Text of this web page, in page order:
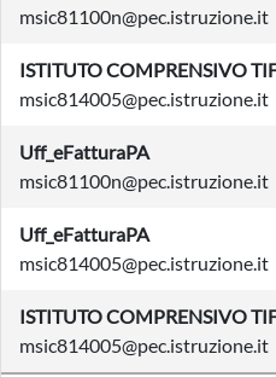
msic81100n@pec.istruzione.it
ISTITUTO COMPRENSIVO
msic814005@pec.istruzione.it
Uff_eFatturaPA
msic81100n@pec.istruzione.it
Uff_eFatturaPA
msic814005@pec.istruzione.it
ISTITUTO COMPRENSIVO
msic814005@pec.istruzione.it